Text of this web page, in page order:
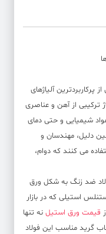
آلیاژهای
ترکیبی از آهن و عناصری
شیمیایی و حتی دمای
دلیل، مهندسان و
می کنند که دوام،
ضد زنگ به شکل ورق
استیلی که در بازار
قیمت ورق استیل نه تنها
گرید مناسب این فولاد